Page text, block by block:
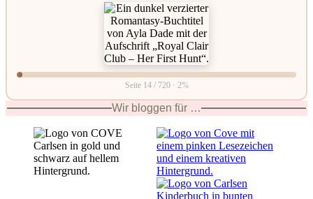
Seite 14 / 720 · 2%
Wir bloggen für …